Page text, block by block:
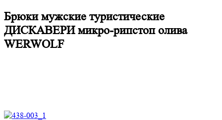
Брюки мужские туристические
ДИСКАВЕРИ микро-рипстоп олива
WERWOLF